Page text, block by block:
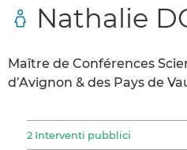
Nathalie
Maître de Conférences
d’Avignon & des Pays de
2 Interventi pubblici